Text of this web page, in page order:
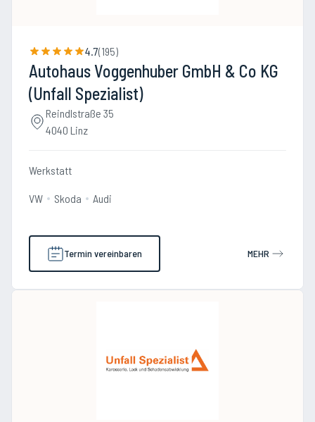
4.7(195)
Autohaus Voggenhuber GmbH & Co KG
(Unfall Spezialist)
Reindlstraße 35
4040 Linz
Werkstatt
VW Skoda Audi
Termin vereinbaren MEHR